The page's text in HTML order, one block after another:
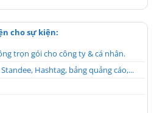
cho sự kiện:
trọn gói cho công ty & cá nhân.
Hashtag, bảng quảng cáo,...